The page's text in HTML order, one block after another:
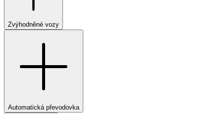
Zvýhodněné vozy
Automatická převodovka